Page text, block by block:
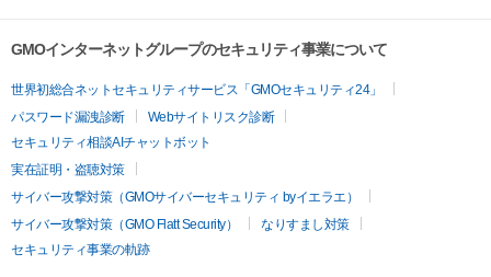
GMOインターネットグループのセキュリティ事業について
世界初総合ネットセキュリティサービス「GMOセキュリティ24」
パスワード漏洩診断
Webサイトリスク診断
セキュリティ相談AIチャットボット
実在証明・盗聴対策
サイバー攻撃対策（GMOサイバーセキュリティ byイエラエ）
サイバー攻撃対策（GMO Flatt Security）
なりすまし対策
セキュリティ事業の軌跡